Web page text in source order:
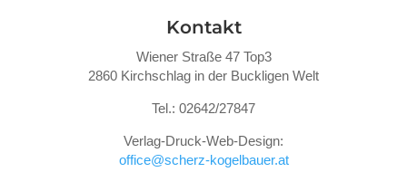
Kontakt
Wiener Straße 47 Top3
2860 Kirchschlag in der Buckligen Welt
Tel.: 02642/27847
Verlag-Druck-Web-Design:
office@scherz-kogelbauer.at